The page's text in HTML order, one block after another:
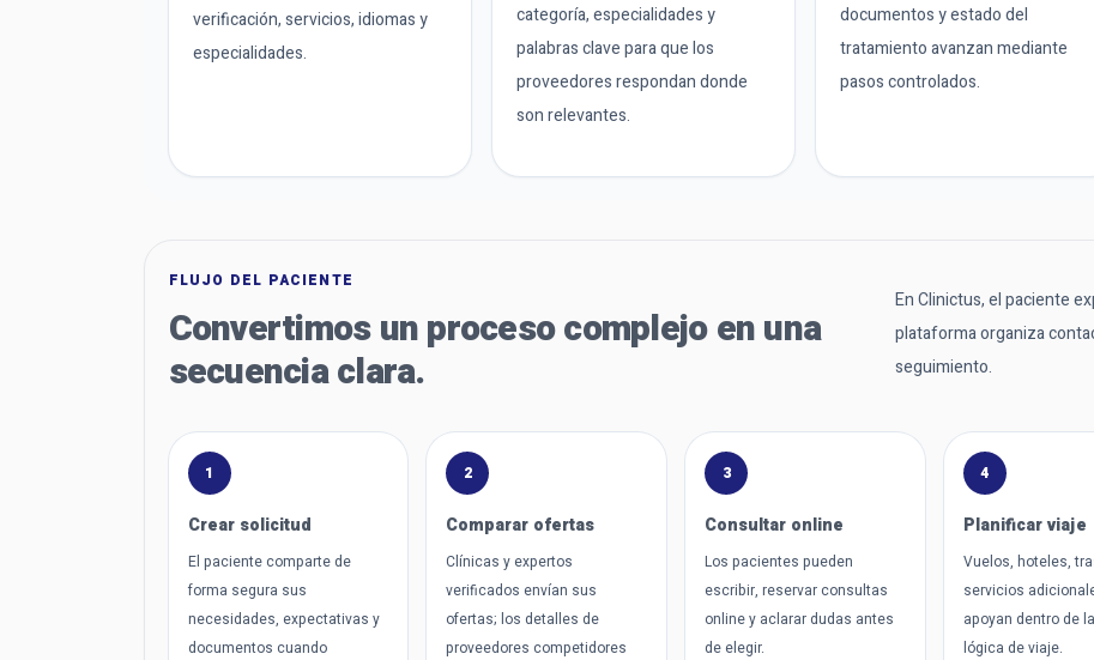
verificación, servicios, idiomas y
especialidades.
categoría, especialidades y
palabras clave para que los
proveedores respondan donde
son relevantes.
documentos y estado del
tratamiento avanzan mediante
pasos controlados.
FLUJO DEL PACIENTE
Convertimos un proceso complejo en una
secuencia clara.
En Clinictus, el paciente
plataforma organiza
seguimiento.
1
Crear solicitud
El paciente comparte de
forma segura sus
necesidades, expectativas y
documentos cuando
2
Comparar ofertas
Clínicas y expertos
verificados envían sus
ofertas; los detalles de
proveedores competidores
3
Consultar online
Los pacientes pueden
escribir, reservar consultas
online y aclarar dudas antes
de elegir.
4
Planificar viaje
Vuelos, hoteles,
servicios
apoyan dentro de
lógica de viaje.